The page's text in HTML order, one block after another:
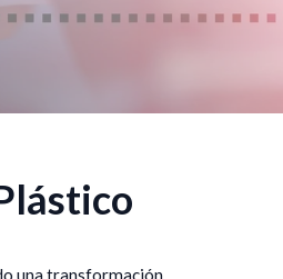
una transformación